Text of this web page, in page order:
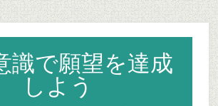
識で願望を達成
しよう